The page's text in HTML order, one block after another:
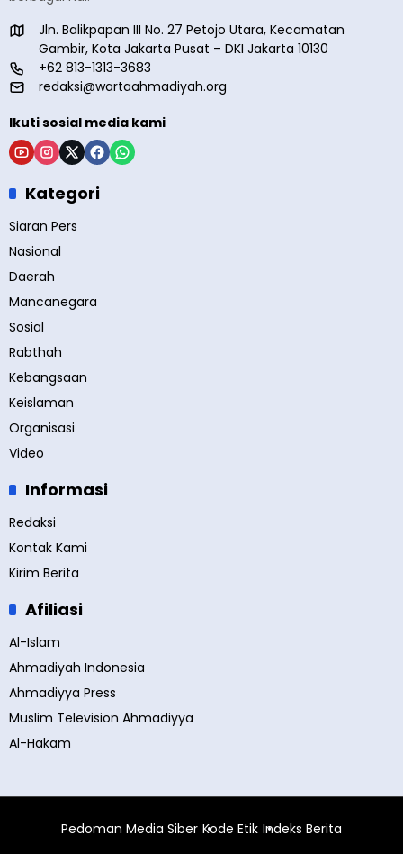
Jln. Balikpapan III No. 27 Petojo Utara, Kecamatan
Gambir, Kota Jakarta Pusat – DKI Jakarta 10130
+62 813-1313-3683
redaksi@wartaahmadiyah.org
Ikuti sosial media kami
Kategori
Siaran Pers
Nasional
Daerah
Mancanegara
Sosial
Rabthah
Kebangsaan
Keislaman
Organisasi
Video
Informasi
Redaksi
Kontak Kami
Kirim Berita
Afiliasi
Al-Islam
Ahmadiyah Indonesia
Ahmadiyya Press
Muslim Television Ahmadiyya
Al-Hakam
Pedoman Media Siber Kode Etik Indeks Berita